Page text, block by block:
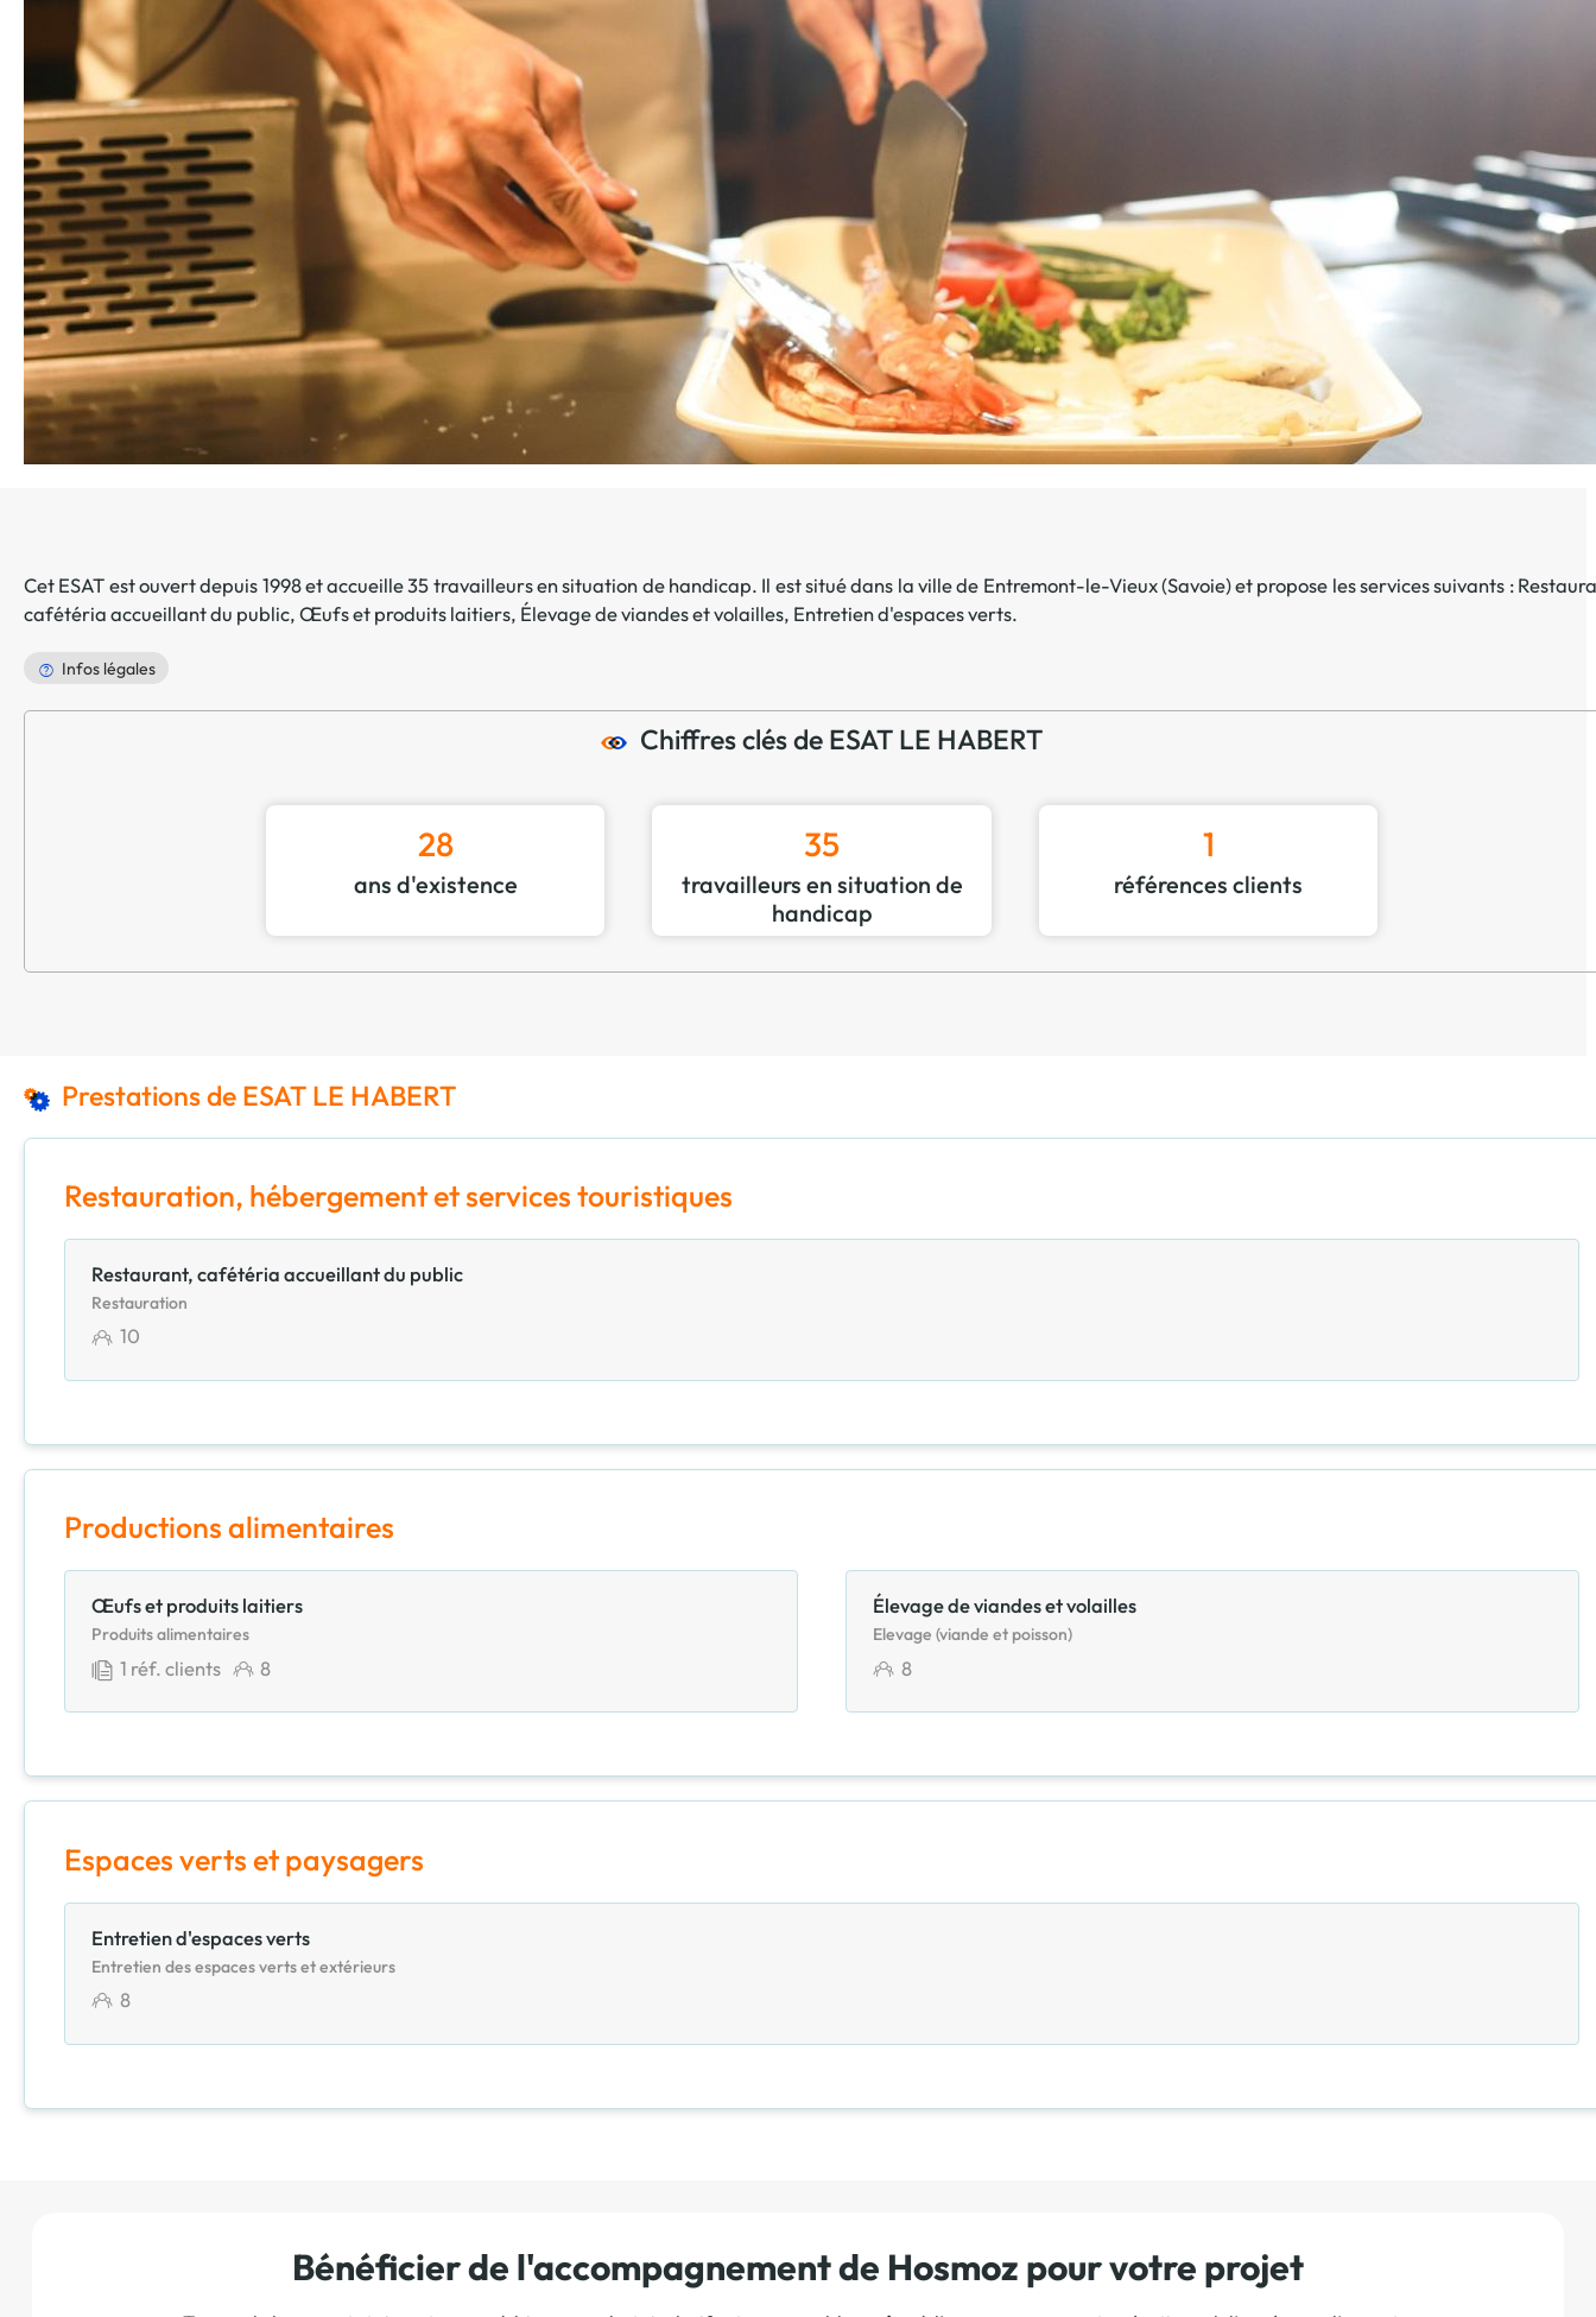
La promotion de vos engagements en matière d'achats inclusifs
Cultiver son réseau
Le Club Partenaires
Je communique
Votre visibilité on-line clé en main
Vos kits de communication personnalisés
Je vends
Votre boîte à outils « accélérez votre croissance »
J'améliore mes pratiques
Vos formations 100% opérationnelles, dédiées au développement commercial
Votre centre de ressources et vos services de networking
Je restructure ou je développe de nouvelles activités
Vos services enrichis
Cet ESAT est ouvert depuis 1998 et accueille 35 travailleurs en situation de handicap. Il est situé dans la ville de Entremont-le-Vieux(Savoie) et propose les services suivants :
cafétéria accueillant du public,Œufs et produits laitiers, Élevage de viandes et volailles, Entretien d'espaces verts.
Infos légales
Chiffres clés de ESAT LE HABERT
28
ans d'existence
35
travailleurs en situation de
handicap
1
références clients
Prestations de ESAT LE HABERT
Restauration, hébergement et services touristiques
Restaurant, cafétéria accueillant du public
Restauration
10
Productions alimentaires
Œufs et produits laitiers
Produits alimentaires
1 réf. clients 8
Élevage de viandes et volailles
Elevage (viande et poisson)
8
Espaces verts et paysagers
Entretien d'espaces verts
Entretien des espaces verts et extérieurs
8
Bénéficier de l'accompagnement de Hosmoz pour votre projet